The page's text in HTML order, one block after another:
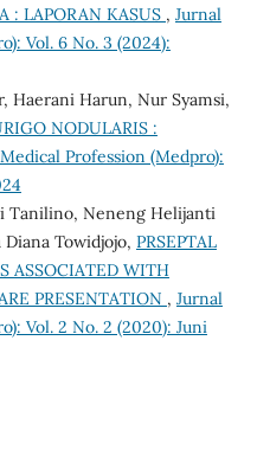
: LAPORAN KASUS , Jurnal
Vol. 6 No. 3 (2024):
Haerani Harun, Nur Syamsi,
NODULARIS :
Profession (Medpro):
Tanilino, Neneng Helijanti
Diana Towidjojo, PRSEPTAL
ASSOCIATED WITH
PRESENTATION , Jurnal
Vol. 2 No. 2 (2020): Juni